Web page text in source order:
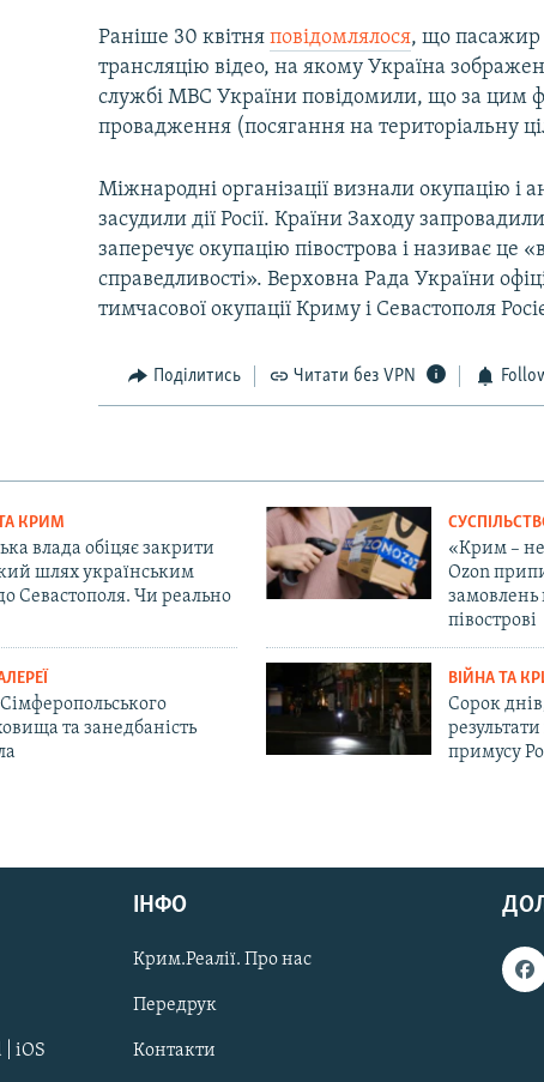
Раніше 30 квітняповідомлялося, що пасажир
трансляцію відео, на якому Україна
службі МВС України повідомили, що за цим
провадження (посягання на територіальну
Міжнародні організації визнали окупацію
засудили дії Росії. Країни Заходу
заперечує окупацію півострова і називає це
справедливості». Верховна Рада України
тимчасової окупації Криму і Севастополя
Поділитись Читати без VPN
КРИМ
влада обіцяє закрити
шлях українським
Севастополя. Чи реально
«Крим – не
Ozon
півострові
та занедбаність
ВІЙНА ТА
Сорок
примусу
| iOS
ІНФО
Крим.Реалії. Про нас
Передрук
Контакти